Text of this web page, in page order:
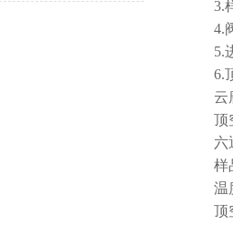
3.样
4.阀
5.进
6.顶
云
顶空
六通
样品
温度
顶空